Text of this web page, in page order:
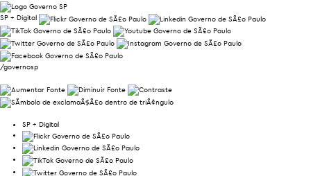
SP + Digital
/governosp
SP + Digital